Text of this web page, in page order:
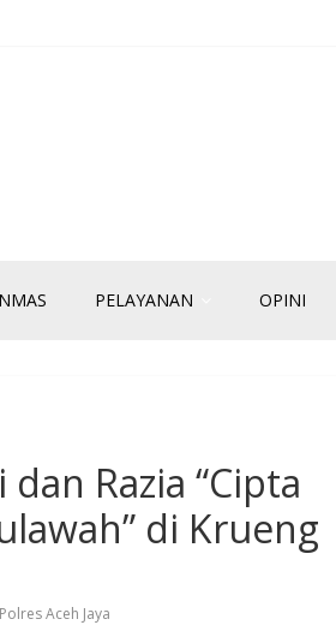
PELAYANAN OPINI
Razia “Cipta
di Krueng
Aceh Jaya